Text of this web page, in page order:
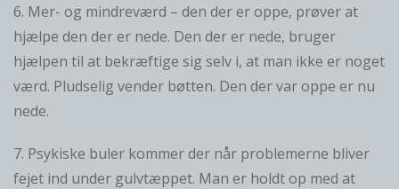
6. Mer- og mindreværd – den der er oppe, prøver at
hjælpe den der er nede. Den der er nede, bruger
hjælpen til at bekræftige sig selv i, at man ikke er noget
værd. Pludselig vender bøtten. Den der var oppe er nu
nede.
7. Psykiske buler kommer der når problemerne bliver
fejet ind under gulvtæppet. Man er holdt op med at